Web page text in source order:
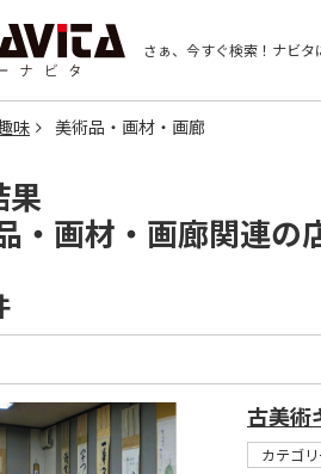
さぁ、今すぐ検索！ ナビタ
味 美術品・画材・画廊
果
・画材・画廊関連の
古美術
カテゴ